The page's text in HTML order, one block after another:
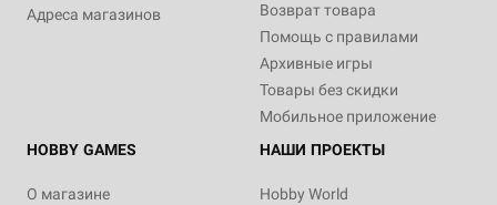
Адреса магазинов
Возврат товара
Помощь с правилами
Архивные игры
Товары без скидки
Мобильное приложение
HOBBY GAMES
О магазине
НАШИ ПРОЕКТЫ
Hobby World